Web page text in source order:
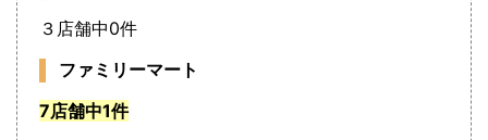
３店舗中0件
ファミリーマート
7店舗中1件